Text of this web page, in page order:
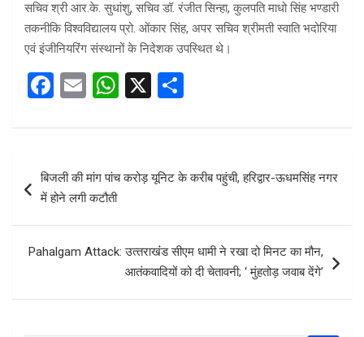
सचिव श्री आर.के. सुधांशु, सचिव डॉ. रंजीत सिन्हा, कुलपति माधो सिंह भण्डारी
तकनीकि विश्वविद्यालय प्रो. ओंकार सिंह, अपर सचिव श्रीमती स्वाति भदोरिया
एवं इंजीनियरिंग संस्थानों के निदेशक उपस्थित थे।
F
ce
b
o
k
E
ail
W
at
A
p
X
ar
navigation
बिजली की मांग पांच करोड़ यूनिट के करीब पहुंची, हरिद्वार-ऊधमसिंह नगर
में होने लगी कटौती
Pahalgam Attack: उत्‍तराखंंड सीएम धामी ने रखा दो मिनट का मौन,
आतंकवादियों को दी चेतावनी; ‘ मुंहतोड़ जवाब देंगे’